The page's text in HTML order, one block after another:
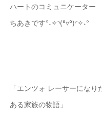
ハートのコミュニケーター
ちあきです°˖✧◝(⁰▿⁰)◜✧˖°
「エンツォ レーサーになり
ある家族の物語」